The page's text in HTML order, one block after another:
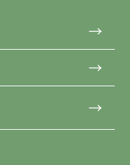
→
→
→